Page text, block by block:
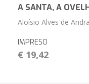
A SANTA, A
Aloísio Alves de
IMPRESO
€ 19,42